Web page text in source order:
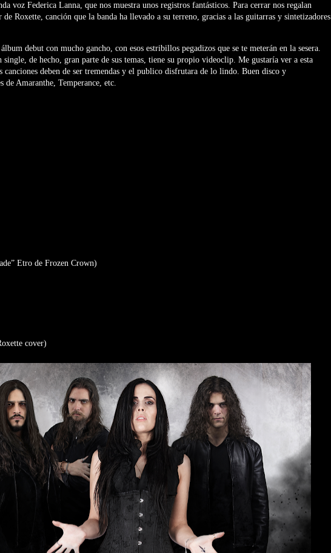
voz Federica Lanna, que nos muestra unos registros fantásticos. Para cerrar nos regalan
de Roxette, canción que la banda ha llevado a su terreno, gracias a las guitarras y sintetizadores
debut con mucho gancho, con esos estribillos pegadizos que se te meterán en la sesera.
single, de hecho, gran parte de sus temas, tiene su propio videoclip. Me gustaría ver a esta
canciones deben de ser tremendas y el publico disfrutara de lo lindo. Buen disco y
de Amaranthe, Temperance, etc.
Etro de Frozen Crown)
cover)